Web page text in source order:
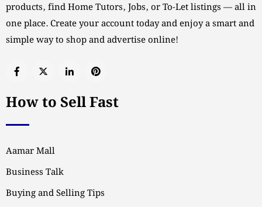
products, find Home Tutors, Jobs, or To-Let listings — all in
one place. Create your account today and enjoy a smart and
simple way to shop and advertise online!
How to Sell Fast
Aamar Mall
Business Talk
Buying and Selling Tips